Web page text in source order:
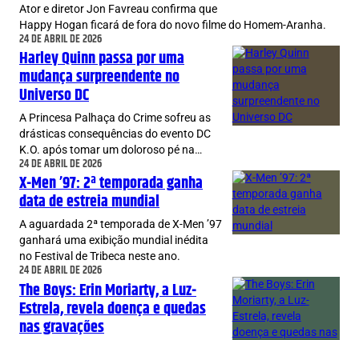
Ator e diretor Jon Favreau confirma que
Happy Hogan ficará de fora do novo filme do Homem-Aranha.
24 DE ABRIL DE 2026
Harley Quinn passa por uma
mudança surpreendente no
Universo DC
A Princesa Palhaça do Crime sofreu as
drásticas consequências do evento DC
K.O. após tomar um doloroso pé na…
24 DE ABRIL DE 2026
X-Men ’97: 2ª temporada ganha
data de estreia mundial
A aguardada 2ª temporada de X-Men ’97
ganhará uma exibição mundial inédita
no Festival de Tribeca neste ano.
24 DE ABRIL DE 2026
The Boys: Erin Moriarty, a Luz-
Estrela, revela doença e quedas
nas gravações